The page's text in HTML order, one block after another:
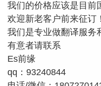
我们的价格应该是目前
欢迎新老客户前来征订！
我们是专业做翻译服务
有意者请联系
Es前缘
qq：93240844